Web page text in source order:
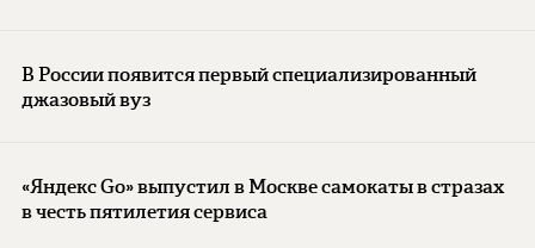
В России появится первый специализированный
джазовый вуз
«Яндекс Go» выпустил в Москве самокаты в стразах
в честь пятилетия сервиса